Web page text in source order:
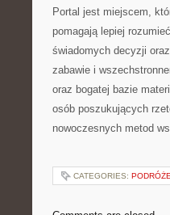
Portal jest miejscem,
pomagają lepiej
świadomych decyzji
zabawie i
oraz bogatej bazie
osób poszukujących
nowoczesnych metod
CATEGORIES: